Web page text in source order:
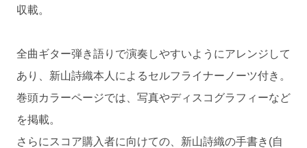
収載。
全曲ギター弾き語りで演奏しやすいようにアレンジして
あり、新山詩織本人によるセルフライナーノーツ付き。
巻頭カラーページでは、写真やディスコグラフィーなど
を掲載。
さらにスコア購入者に向けての、新山詩織の手書き(自